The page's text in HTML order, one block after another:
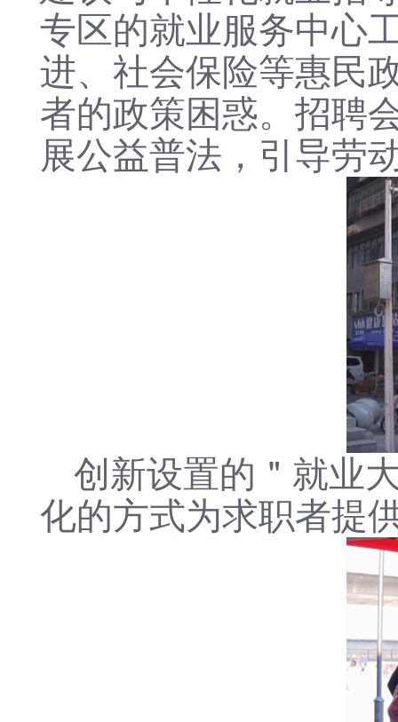
专区的就业服务中心
进、社会保险等惠民
者的政策困惑。招聘
展公益普法，引导劳
创新设置的＂就业
化的方式为求职者提